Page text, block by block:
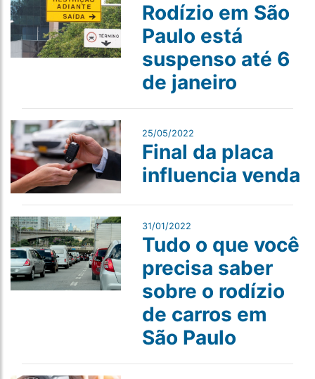
Rodízio em São
Paulo está
suspenso até 6
de janeiro
25/05/2022
Final da placa
influencia venda
31/01/2022
Tudo o que você
precisa saber
sobre o rodízio
de carros em
São Paulo